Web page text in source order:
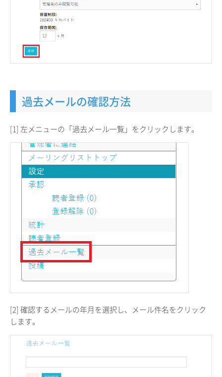
過去メールの確認方法
[1] 左メニューの「過去メール一覧」をクリックします。
[2] 確認するメールの年月を選択し、メール件名をクリック
します。